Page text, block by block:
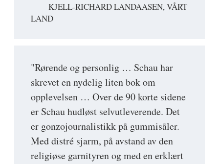
KJELL-RICHARD LANDAASEN, VÅRT
LAND
"Rørende og personlig … Schau har
skrevet en nydelig liten bok om
opplevelsen … Over de 90 korte sidene
er Schau hudløst selvutleverende. Det
er gonzojournalistikk på gummisåler.
Med distré sjarm, på avstand av den
religiøse garnityren og med en erklært